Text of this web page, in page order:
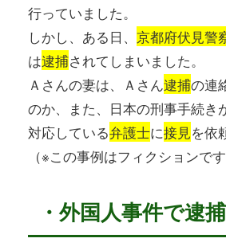
行っていました。
しかし、ある日、 京都府伏見警
は逮捕されてしまいました。
Ａさんの妻は、Ａさん逮捕の連
のか、また、日本の刑事手続き
対応している弁護士に接見を依
（※この事例はフィクションです
・外国人事件で逮